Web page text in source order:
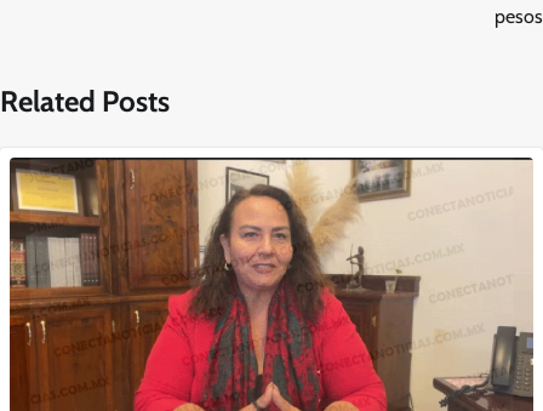
pesos
Related Posts